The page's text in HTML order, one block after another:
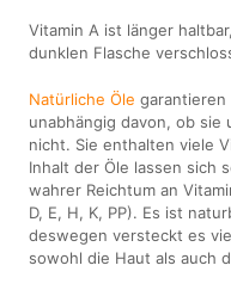
Vitamin A ist länger
dunklen Flasche
Natürliche Öle garantieren
unabhängig davon, ob
nicht. Sie enthalten viele
Inhalt der Öle lassen sich
wahrer Reichtum an
D, E, H, K, PP). Es ist
deswegen versteckt es
sowohl die Haut als auch